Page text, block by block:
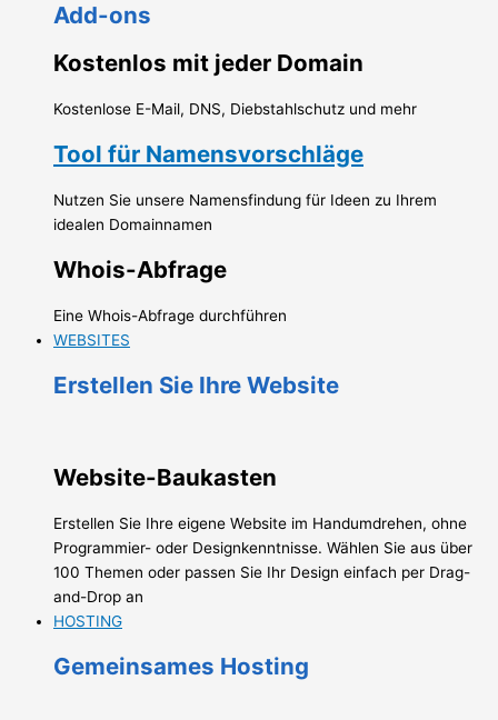
Add-ons
Kostenlos mit jeder Domain
Kostenlose E-Mail, DNS, Diebstahlschutz und mehr
Tool für Namensvorschläge
Nutzen Sie unsere Namensfindung für Ideen zu Ihrem
idealen Domainnamen
Whois-Abfrage
Eine Whois-Abfrage durchführen
WEBSITES
Erstellen Sie Ihre Website
Website-Baukasten
Erstellen Sie Ihre eigene Website im Handumdrehen, ohne
Programmier- oder Designkenntnisse. Wählen Sie aus über
100 Themen oder passen Sie Ihr Design einfach per Drag-
and-Drop an
HOSTING
Gemeinsames Hosting